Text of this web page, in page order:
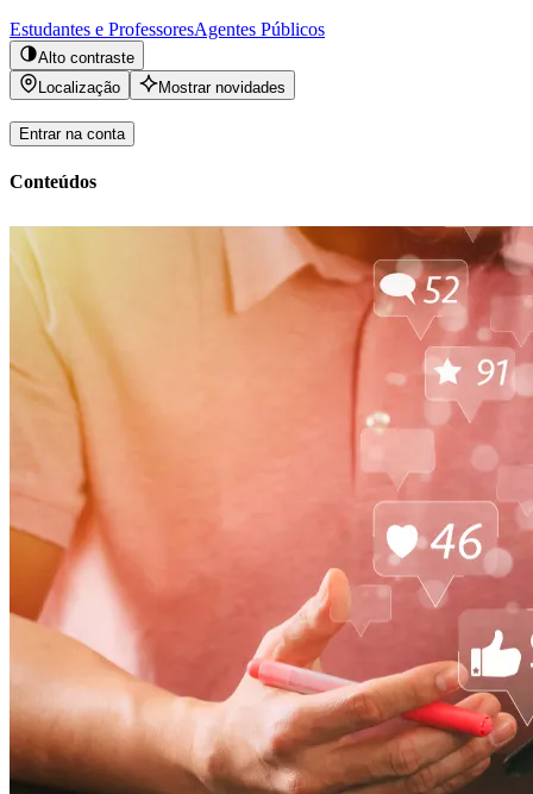
Estudantes e ProfessoresAgentes Públicos
Alto contraste
Localização
Mostrar novidades
Entrar na conta
Conteúdos